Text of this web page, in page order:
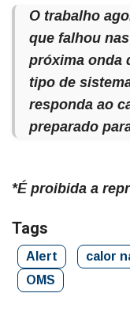
O trabalho
que falhou
próxima onda
tipo de
responda ao
preparado
*É proibida a
Tags
Alert calor
OMS